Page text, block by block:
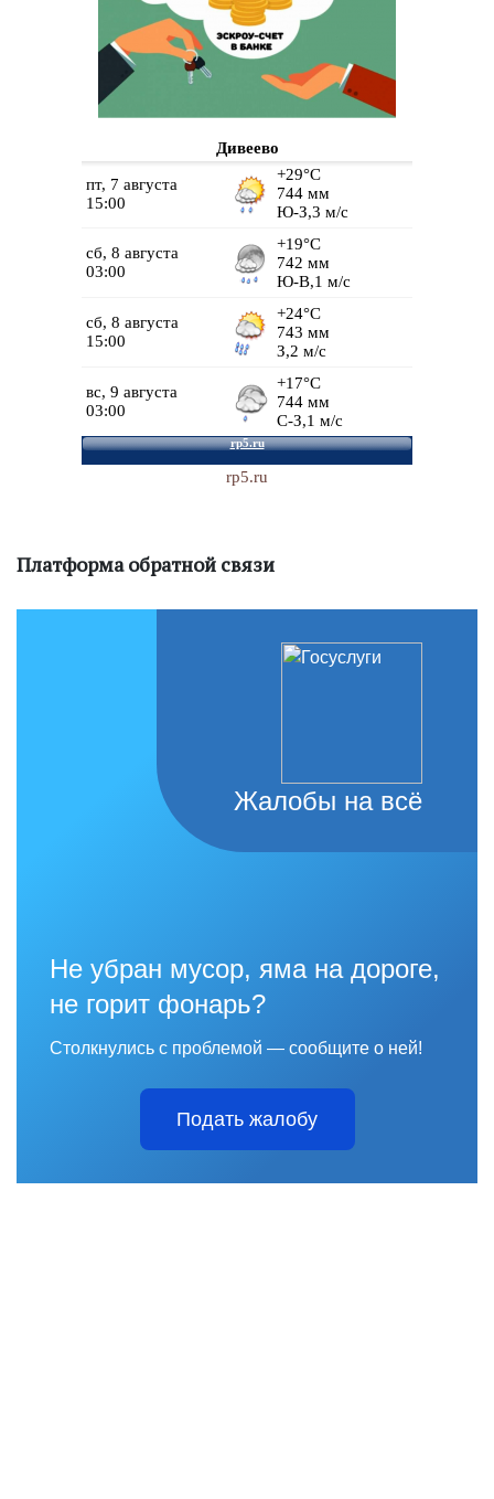
Дивеево
rp5.ru
Платформа обратной связи
Жалобы на всё
Не убран мусор, яма на дороге,
не горит фонарь?
Столкнулись с проблемой — сообщите о ней!
Подать жалобу